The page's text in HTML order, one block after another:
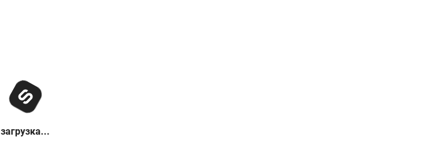
загрузка...